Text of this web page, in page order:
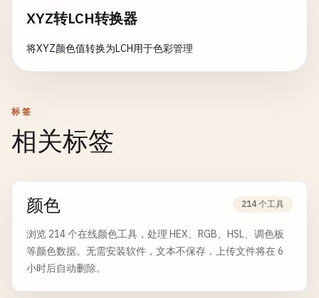
XYZ转LCH转换器
将XYZ颜色值转换为LCH用于色彩管理
标签
相关标签
颜色 214 个工具
浏览 214 个在线颜色工具，处理 HEX、RGB、HSL、调色板
等颜色数据。无需安装软件，文本不保存，上传文件将在 6
小时后自动删除。